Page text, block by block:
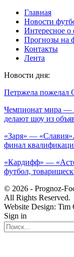
Главная
Новости
Интересное о
Прогнозы на
Контакты
Лента
Новости дня:
Петржела пожелал
Чемпионат мира —
делают шоу из
«Заря» —
финал
«Кардифф» —
футбол,
© 2026 - Prognoz-
All Rights Reserved.
Website Design: Tim
Sign in